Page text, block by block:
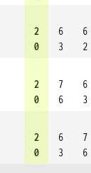
2
0
6
3
6
2
2
0
7
6
6
3
2
0
6
3
7
6